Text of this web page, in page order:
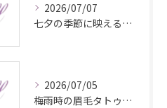
2026/07/07
七夕の季節に映える眉毛タトゥー技術
2026/07/05
梅雨時の眉毛タトゥー美容法